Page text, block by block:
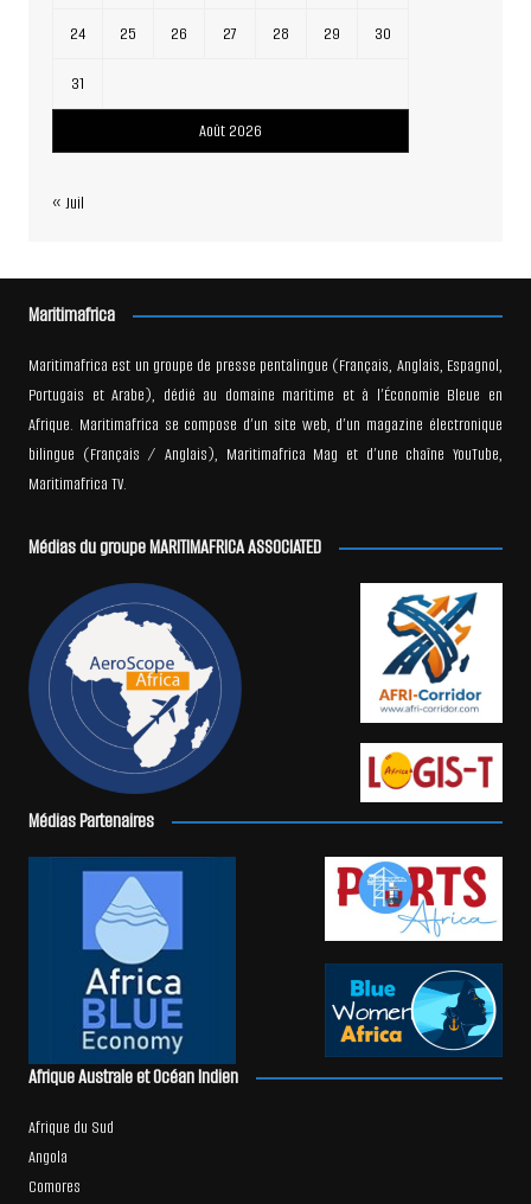
Août 2026
24 25 26 27 28 29 30
31
« Juil
Maritimafrica
Maritimafrica est un groupe de presse pentalingue (Français, Anglais, Espagnol,
Portugais et Arabe), dédié au domaine maritime et à l’Économie Bleue en
Afrique. Maritimafrica se compose d’un site web, d’un magazine électronique
bilingue (Français / Anglais), Maritimafrica Mag et d’une chaîne YouTube,
Maritimafrica TV.
Médias du groupe MARITIMAFRICA ASSOCIATED
Médias Partenaires
Afrique Australe et Océan Indien
Afrique du Sud
Angola
Comores